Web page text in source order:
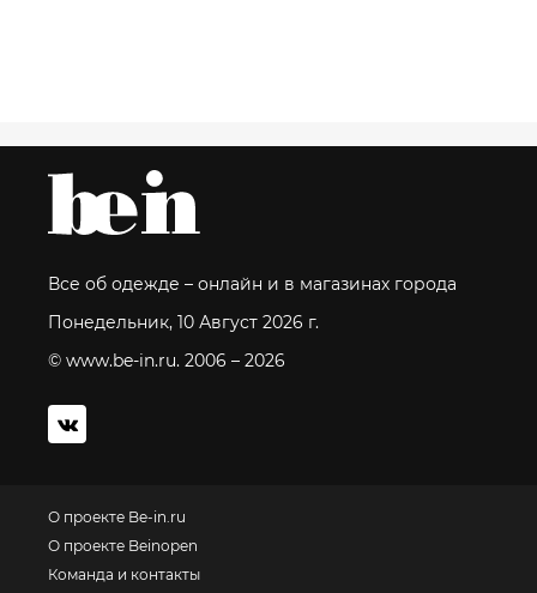
Все об одежде – онлайн и в магазинах города
Понедельник, 10 Август 2026 г.
© www.be-in.ru. 2006 – 2026
О проекте Be-in.ru
О проекте Beinopen
Команда и контакты